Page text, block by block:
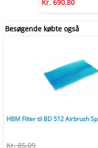
Kr. 690,80
Besøgende købte også
HBM Filter til BD 512 Airbrush
Kr. 85,09